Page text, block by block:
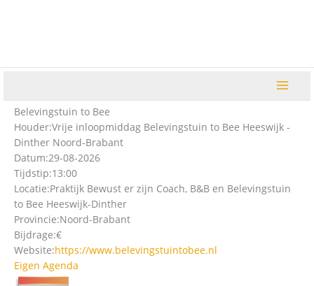
Belevingstuin to Bee
Houder:Vrije inloopmiddag Belevingstuin to Bee Heeswijk -
Dinther Noord-Brabant
Datum:29-08-2026
Tijdstip:13:00
Locatie:Praktijk Bewust er zijn Coach, B&B en Belevingstuin
to Bee Heeswijk-Dinther
Provincie:Noord-Brabant
Bijdrage:€
Website:https://www.belevingstuintobee.nl
Eigen Agenda